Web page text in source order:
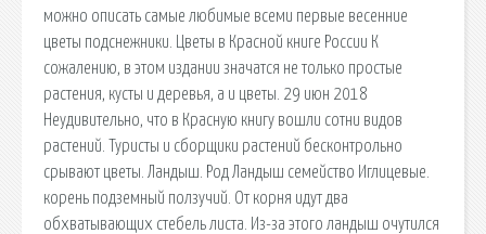
можно описать самые любимые всеми первые весенние
цветы подснежники. Цветы в Красной книге России К
сожалению, в этом издании значатся не только простые
растения, кусты и деревья, а и цветы. 29 июн 2018
Неудивительно, что в Красную книгу вошли сотни видов
растений. Туристы и сборщики растений бесконтрольно
срывают цветы. Ландыш. Род Ландыш семейство Иглицевые.
корень подземный ползучий. От корня идут два
обхватывающих стебель листа. Из-за этого ландыш очутился